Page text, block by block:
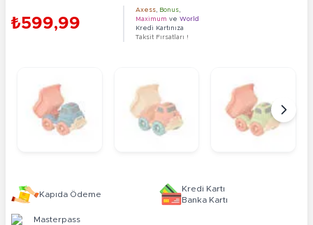
₺599,99
Axess Bonus
Maximum ve World
Kredi Kartınıza
Taksit Fırsatları !
Kapıda Ödeme
Kredi Kartı
Banka Kartı
Masterpass